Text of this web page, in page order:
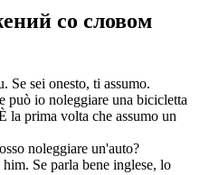
со словом
Se sei onesto, ti assumo.
può io noleggiare una bicicletta
la prima volta che assumo un
noleggiare un'auto?
him. Se parla bene inglese, lo